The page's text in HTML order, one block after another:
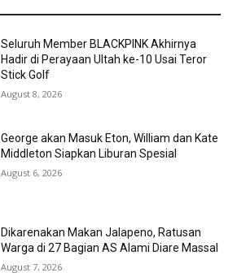
Seluruh Member BLACKPINK Akhirnya
Hadir di Perayaan Ultah ke-10 Usai Teror
Stick Golf
August 8, 2026
George akan Masuk Eton, William dan Kate
Middleton Siapkan Liburan Spesial
August 6, 2026
Dikarenakan Makan Jalapeno, Ratusan
Warga di 27 Bagian AS Alami Diare Massal
August 7, 2026